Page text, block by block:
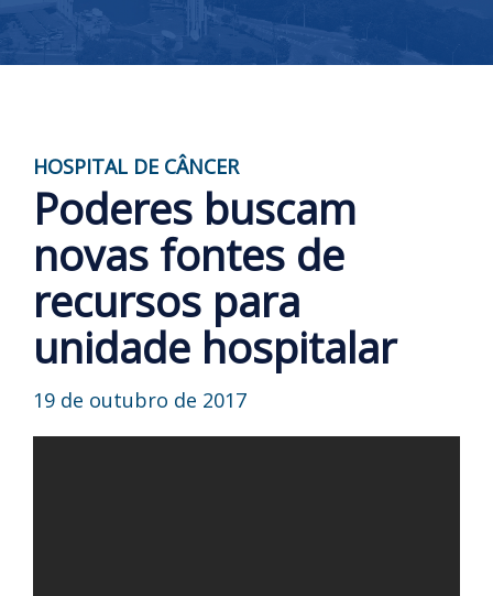
HOSPITAL DE CÂNCER
Poderes buscam
novas fontes de
recursos para
unidade hospitalar
19 de outubro de 2017